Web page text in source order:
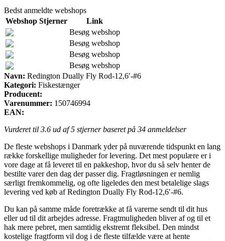
Bedst anmeldte webshops
Webshop Stjerner
Link
Besøg webshop
Besøg webshop
Besøg webshop
Besøg webshop
Navn: Redington Dually Fly Rod-12,6′-#6
Kategori: Fiskestænger
Producent:
Varenummer: 150746994
EAN:
Vurderet til 3.6 ud af 5 stjerner baseret på 34 anmeldelser
De fleste webshops i Danmark yder på nuværende tidspunkt en lang
række forskellige muligheder for levering. Det mest populære er i
vore dage at få leveret til en pakkeshop, hvor du så selv henter de
bestilte varer den dag der passer dig. Fragtløsningen er nemlig
særligt fremkommelig, og ofte ligeledes den mest betalelige slags
levering ved køb af Redington Dually Fly Rod-12,6′-#6.
Du kan på samme måde foretrække at få varerne sendt til dit hus
eller ud til dit arbejdes adresse. Fragtmuligheden bliver af og til et
hak mere pebret, men samtidig ekstremt fleksibel. Den mindst
kostelige fragtform vil dog i de fleste tilfælde være at hente